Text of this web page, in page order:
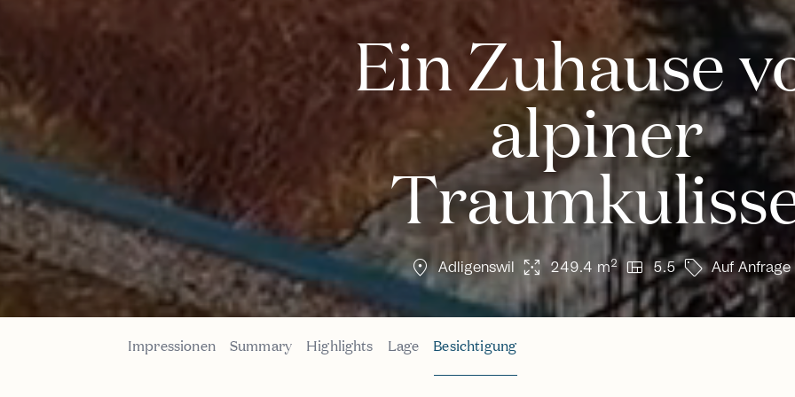
Ein Zuhause
alpiner
location_on Adligenswil arrows_output 249.4 m2 view_quilt 5.5 sell Auf Anfrage
Impressionen Summary Highlights Lage Besichtigung